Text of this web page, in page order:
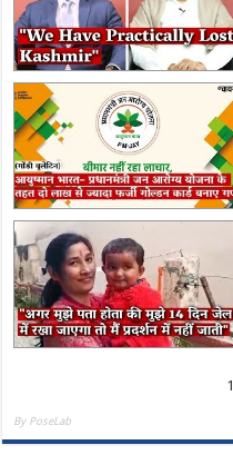
1
By PoseLab